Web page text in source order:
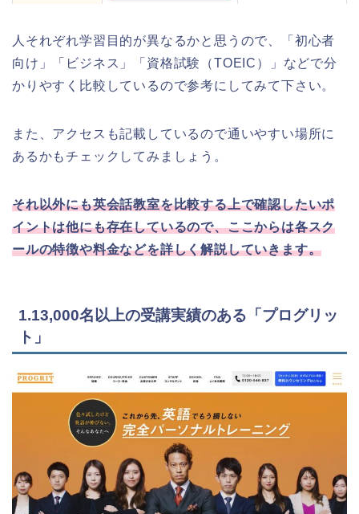
人それぞれ学習目的が異なるかと思うので、「初心者
向け」「ビジネス」「資格試験（TOEIC）」などで分
かりやすく比較しているので参考にしてみて下さい。
また、アクセスも記載しているので通いやすい場所に
あるかもチェックしてみましょう。
それ以外にも英会話教室を比較する上で確認したいポ
イントは他にも存在しているので、ここからは各スク
ールの特徴や料金などを詳しく解説していきます。
1.13,000名以上の受講実績のある「プログリッ
ト」